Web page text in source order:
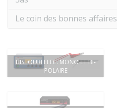
Le coin des bonnes affaires
BISTOURI ELEC. MONO ET BI-
POLAIRE